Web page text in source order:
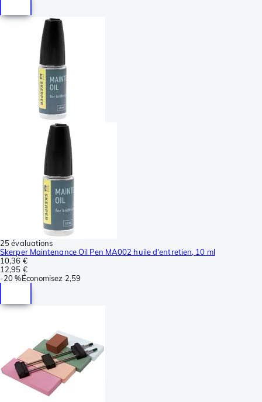
25 évaluations
Skerper Maintenance Oil Pen MA002 huile d'entretien, 10 ml
10,36 €
12,95 €
-20 %Économisez 2,59